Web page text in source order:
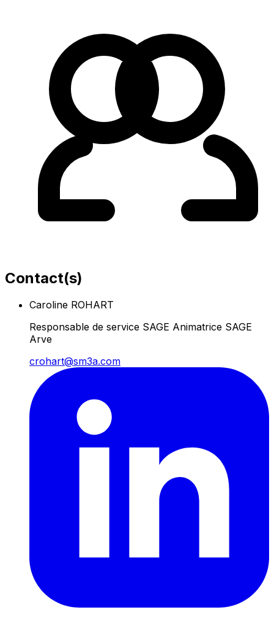
Contact(s)
Caroline ROHART
Responsable de service SAGE Animatrice SAGE
Arve
crohart@sm3a.com